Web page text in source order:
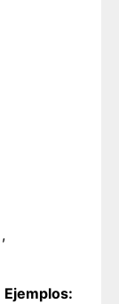
,
Ejemplos: